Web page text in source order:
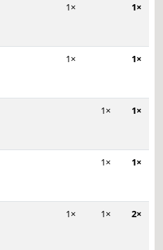
1× 1×
1× 1×
1× 1×
1× 1×
1× 1× 2×